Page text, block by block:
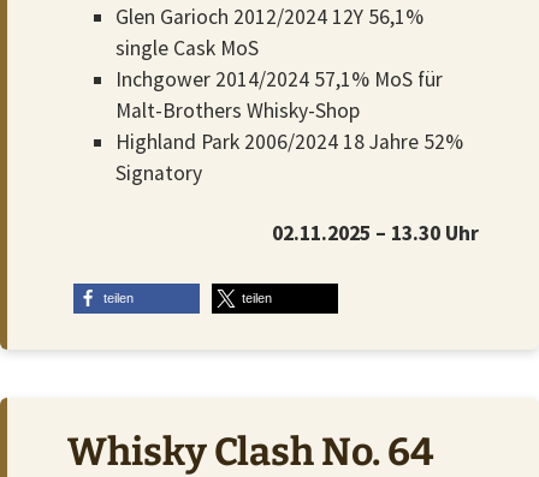
Glen Garioch 2012/2024 12Y 56,1%
single Cask MoS
Inchgower 2014/2024 57,1% MoS für
Malt-Brothers Whisky-Shop
Highland Park 2006/2024 18 Jahre 52%
Signatory
02.11.2025 – 13.30 Uhr
teilen teilen
Whisky Clash No. 64